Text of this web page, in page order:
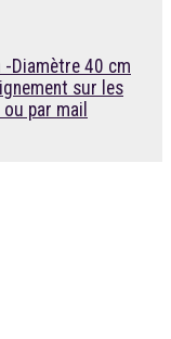
Diamètre 40 cm
sur les
par mail